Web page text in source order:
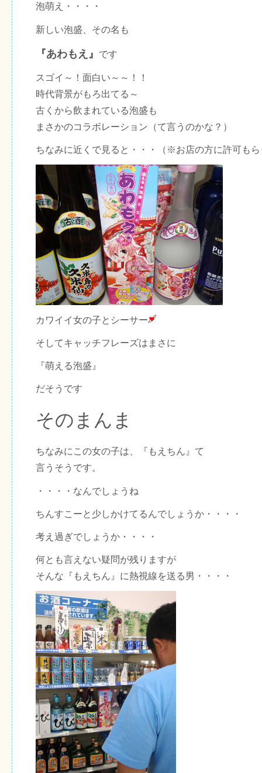
泡萌え・・・・
新しい泡盛、その名も
『あわもえ』 です
スゴイ～！面白い～～！！
時代背景がもろ出てる～
古くから飲まれている泡盛も
まさかのコラボレーション（て言うのかな？）
ちなみに近くで見ると・・・（※お店の方に許可も
カワイイ女の子とシーサー
そしてキャッチフレーズはまさに
『萌える泡盛』
だそうです
そのまんま
ちなみにこの女の子は、『もえちん』て
言うそうです。
・・・・なんでしょうね
ちんすこーと少しかけてるんでしょうか・・・・
考え過ぎでしょうか・・・・
何とも言えない疑問が残りますが
そんな『もえちん』に熱視線を送る男・・・・